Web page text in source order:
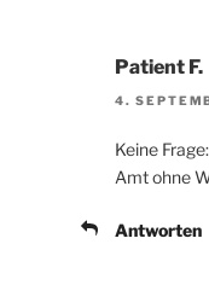
Patient F.
4.
Keine
Amt ohne
Antworten